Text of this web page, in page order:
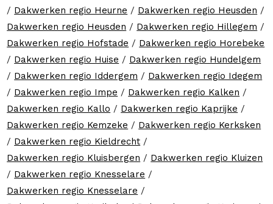
/ Dakwerken regio Heurne / Dakwerken regio Heusden /
Dakwerken regio Heusden / Dakwerken regio Hillegem /
Dakwerken regio Hofstade / Dakwerken regio Horebeke
/ Dakwerken regio Huise / Dakwerken regio Hundelgem
/ Dakwerken regio Iddergem / Dakwerken regio Idegem
/ Dakwerken regio Impe / Dakwerken regio Kalken /
Dakwerken regio Kallo / Dakwerken regio Kaprijke /
Dakwerken regio Kemzeke / Dakwerken regio Kerksken
/ Dakwerken regio Kieldrecht /
Dakwerken regio Kluisbergen / Dakwerken regio Kluizen
/ Dakwerken regio Knesselare /
Dakwerken regio Knesselare /